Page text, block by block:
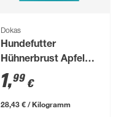
Dokas
Hundefutter
Hühnerbrust Apfel
70 g
1,99 €
28,43 € / Kilogramm